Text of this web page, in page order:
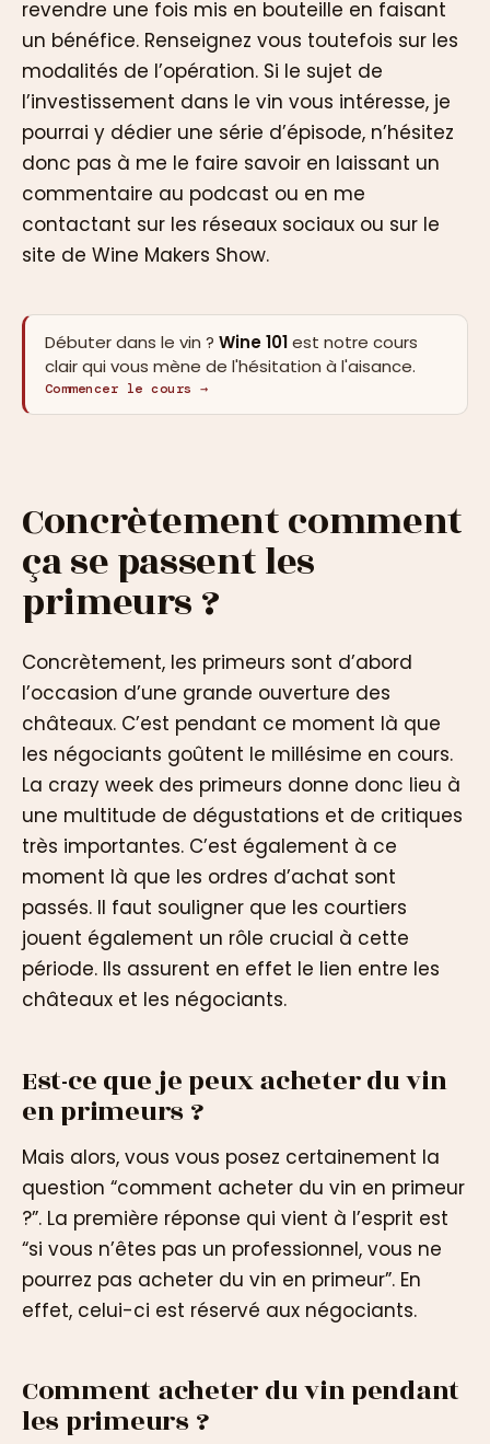
revendre une fois mis en bouteille en faisant
un bénéfice. Renseignez vous toutefois sur les
modalités de l’opération. Si le sujet de
l’investissement dans le vin vous intéresse, je
pourrai y dédier une série d’épisode, n’hésitez
donc pas à me le faire savoir en laissant un
commentaire au podcast ou en me
contactant sur les réseaux sociaux ou sur le
site de Wine Makers Show.
Débuter dans le vin ? Wine 101est notre cours
clair qui vous mène de l'hésitation à l'aisance.
Commencer le cours →
Concrètement comment
ça se passent les
primeurs ?
Concrètement, les primeurs sont d’abord
l’occasion d’une grande ouverture des
châteaux. C’est pendant ce moment là que
les négociants goûtent le millésime en cours.
La crazy week des primeurs donne donc lieu à
une multitude de dégustations et de critiques
très importantes. C’est également à ce
moment là que les ordres d’achat sont
passés. Il faut souligner que les courtiers
jouent également un rôle crucial à cette
période. Ils assurent en effet le lien entre les
châteaux et les négociants.
Est-ce que je peux acheter du vin
en primeurs ?
Mais alors, vous vous posez certainement la
question “comment acheter du vin en primeur
?”. La première réponse qui vient à l’esprit est
“si vous n’êtes pas un professionnel, vous ne
pourrez pas acheter du vin en primeur”. En
effet, celui-ci est réservé aux négociants.
Comment acheter du vin pendant
les primeurs ?